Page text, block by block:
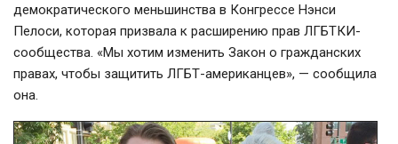
демократического меньшинства в Конгрессе Нэнси
Пелоси, которая призвала к расширению прав ЛГБТКИ-
сообщества. «Мы хотим изменить Закон о гражданских
правах, чтобы защитить ЛГБТ-американцев», — сообщила
она.